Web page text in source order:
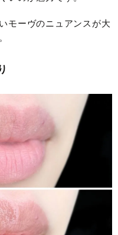
モーヴのニュアンスが大